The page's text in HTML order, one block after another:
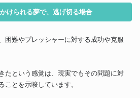
けられる夢で、逃げ切る場合
困難やプレッシャーに対する成功や克服
たという感覚は、現実でもその問題に対
ことを示唆しています。